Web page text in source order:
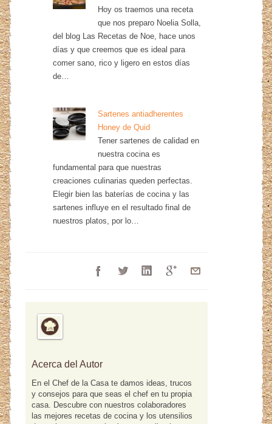
Hoy os traemos una receta
que nos preparo Noelia Solla,
del blog Las Recetas de Noe, hace unos
días y que creemos que es ideal para
comer sano, rico y ligero en estos días
de…
Sartenes antiadherentes
Honey de Quid
Tener sartenes de calidad en
nuestra cocina es
fundamental para que nuestras
creaciones culinarias queden perfectas.
Elegir bien las baterías de cocina y las
sartenes influye en el resultado final de
nuestros platos, por lo…
Acerca del Autor
En el Chef de la Casa te damos ideas, trucos
y consejos para que seas el chef en tu propia
casa. Descubre con nuestros colaboradores
las mejores recetas de cocina y los utensilios